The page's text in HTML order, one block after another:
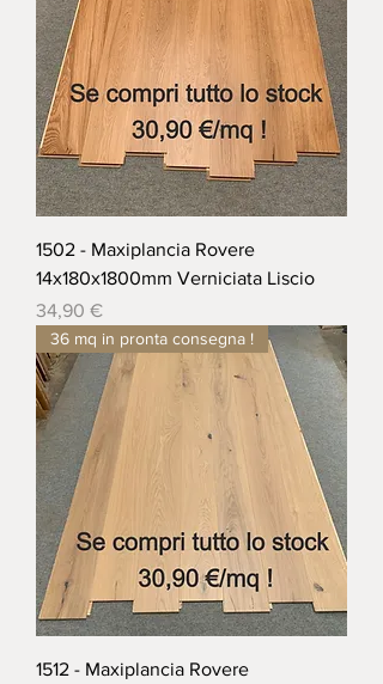
1502 - Maxiplancia Rovere
14x180x1800mm Verniciata Liscio
Prezzo
34,90 €
36 mq in pronta consegna !
1512 - Maxiplancia Rovere